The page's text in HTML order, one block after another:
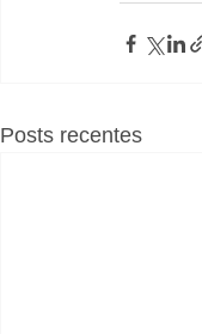
Posts recentes